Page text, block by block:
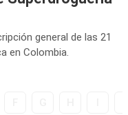
general de las 21
en Colombia.